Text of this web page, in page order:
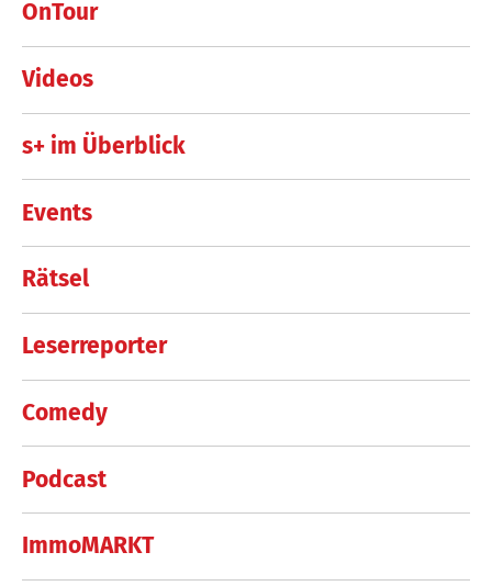
OnTour
Videos
s+ im Überblick
Events
Rätsel
Leserreporter
Comedy
Podcast
ImmoMARKT